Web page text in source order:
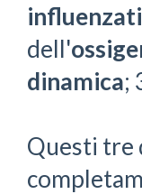
influenzati
dell'
dinamica;
Questi tre